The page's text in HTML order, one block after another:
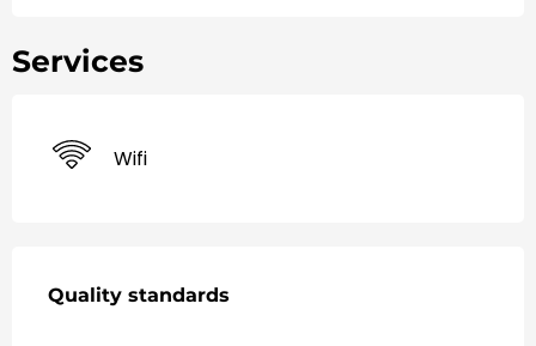
Services
Wifi
Quality standards
Quality standards